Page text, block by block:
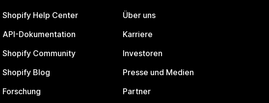
Shopify Help Center
API-Dokumentation
Shopify Community
Shopify Blog
Forschung
Über uns
Karriere
Investoren
Presse und Medien
Partner